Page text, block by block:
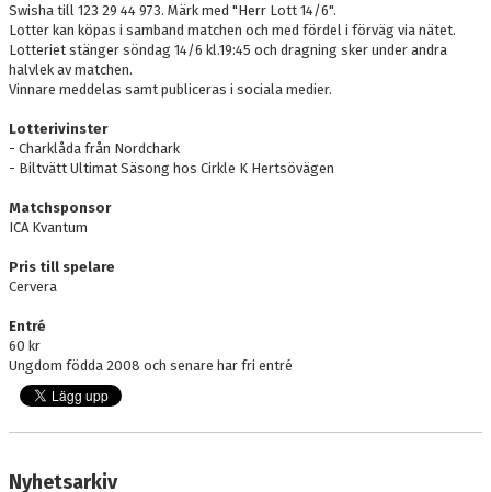
Swisha till 123 29 44 973. Märk med "Herr Lott 14/6".
Lotter kan köpas i samband matchen och med fördel i förväg via nätet.
Lotteriet stänger söndag 14/6 kl.19:45 och dragning sker under andra
halvlek av matchen.
Vinnare meddelas samt publiceras i sociala medier.
Lotterivinster
- Charklåda från Nordchark
- Biltvätt Ultimat Säsong hos Cirkle K Hertsövägen
Matchsponsor
ICA Kvantum
Pris till spelare
Cervera
Entré
60 kr
Ungdom födda 2008 och senare har fri entré
Nyhetsarkiv